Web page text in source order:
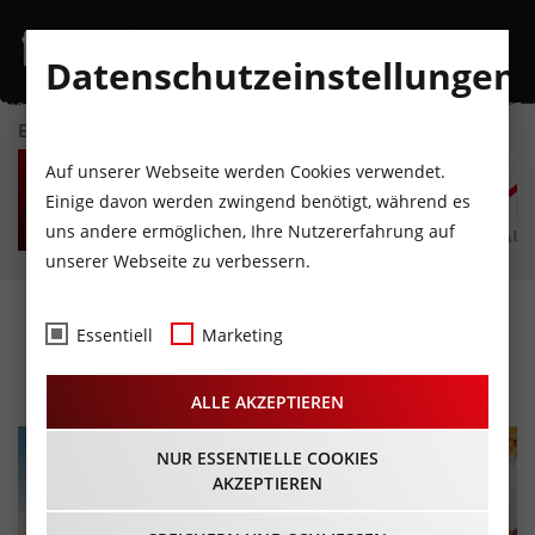
EVENTKALENDER
DO
6
AUGUST
FR
7
AUGUST
SA
8
AUGUST
SO
9
AUGUST
MO
10
AUGUST
Dutchweek Gerlos '24
05.04.2024 - Beginn 12:00 Uhr
Datenschutzeinstellungen
Auf unserer Webseite werden Cookies verwendet.
Einige davon werden zwingend benötigt, während es
uns andere ermöglichen, Ihre Nutzererfahrung auf
unserer Webseite zu verbessern.
Essentiell Marketing
ALLE AKZEPTIEREN
NUR ESSENTIELLE COOKIES
AKZEPTIEREN